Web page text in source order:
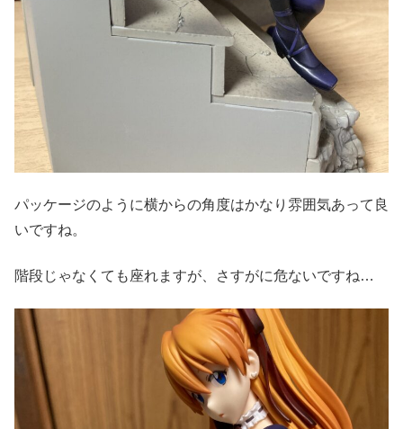
パッケージのように横からの角度はかなり雰囲気あって良
いですね。
階段じゃなくても座れますが、さすがに危ないですね…